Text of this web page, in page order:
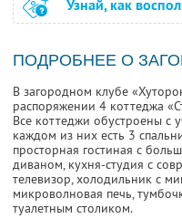
Узнай, как
ПОДРОБНЕЕ О
В загородном клубе
распоряжении 4 коттеджа
Все коттеджи обустроены с
каждом из них есть 3
просторная гостиная с
диваном, кухня-студия с
телевизор, холодильник с
микроволновая печь,
туалетным столиком.